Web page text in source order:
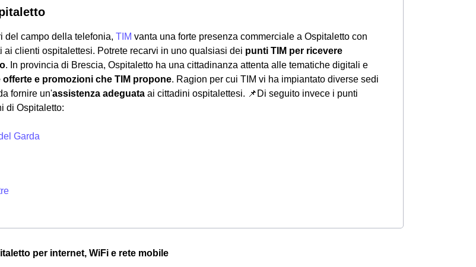
del campo della telefonia, TIM vanta una forte presenza commerciale a Ospitaletto con
ai clienti ospitalettesi. Potrete recarvi in uno qualsiasi dei punti TIM per ricevere
. In provincia di Brescia, Ospitaletto ha una cittadinanza attenta alle tematiche digitali e
offerte e promozioni che TIM propone. Ragion per cui TIM vi ha impiantato diverse sedi
fornire un'assistenza adeguata ai cittadini ospitalettesi. 📌Di seguito invece i punti
di Ospitaletto:
Garda
per internet, WiFi e rete mobile